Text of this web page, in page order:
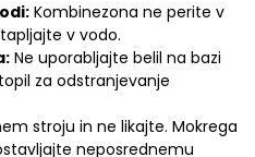
Kombinezona ne perite v
v vodo.
Ne uporabljajte belil na bazi
za odstranjevanje
stroju in ne likajte. Mokrega
neposrednemu